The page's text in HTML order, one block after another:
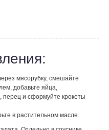
мясорубку, смешайте
добавьте яйца,
перец и сформуйте крокеты
в растительном масле.